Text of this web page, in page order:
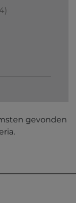
gevonden